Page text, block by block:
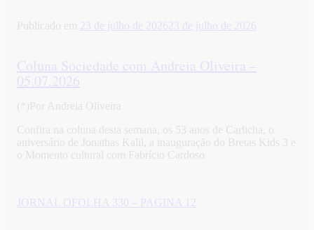
Publicado em 23 de julho de 2026 23 de julho de 2026
Coluna Sociedade com Andreia Oliveira –
05.07.2026
(*)Por Andreia Oliveira
Confira na coluna desta semana, os 53 anos de Carlicha, o
aniversário de Jonathas Kalil, a inauguração do Bretas Kids 3 e
o Momento cultural com Fabrício Cardoso
JORNAL OFOLHA 330 – PAGINA 12